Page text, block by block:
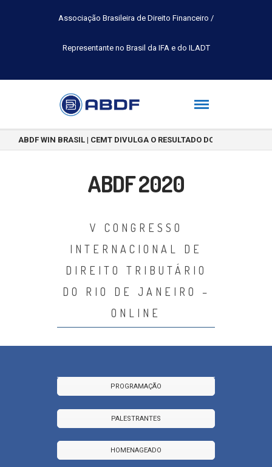
Associação Brasileira de Direito Financeiro /
Representante no Brasil da IFA e do ILADT
ABDF WIN BRASIL | CEMT DIVULGA O RESULTADO DO CONCURSO
ABDF 2020
V CONGRESSO
INTERNACIONAL DE
DIREITO TRIBUTÁRIO
DO RIO DE JANEIRO –
ONLINE
PROGRAMAÇÃO
PALESTRANTES
HOMENAGEADO